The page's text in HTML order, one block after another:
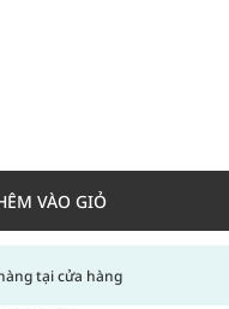
VÀO GIỎ
tại cửa hàng